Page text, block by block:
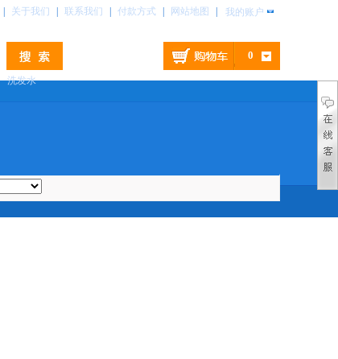
我的账户
关于我们 联系我们 付款方式 网站地图
0
洗发水